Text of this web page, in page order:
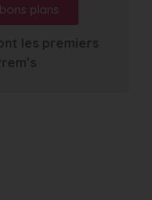
plans
les premiers